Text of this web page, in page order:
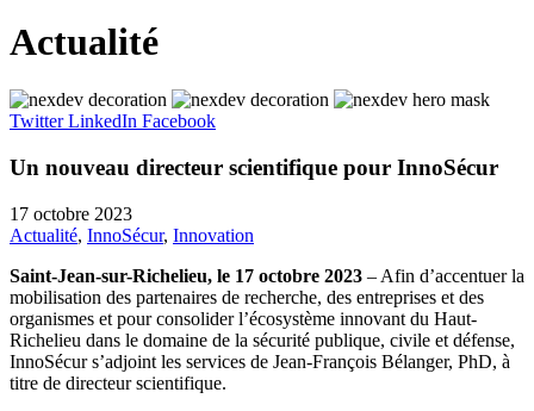
Actualité
Twitter LinkedIn Facebook
Un nouveau directeur scientifique pour InnoSécur
17 octobre 2023
Actualité, InnoSécur, Innovation
Saint-Jean-sur-Richelieu, le 17 octobre 2023 – Afin d’accentuer la
mobilisation des partenaires de recherche, des entreprises et des
organismes et pour consolider l’écosystème innovant du Haut-
Richelieu dans le domaine de la sécurité publique, civile et défense,
InnoSécur s’adjoint les services de Jean-François Bélanger, PhD, à
titre de directeur scientifique.